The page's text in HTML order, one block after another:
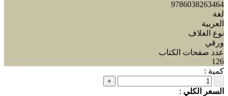
9786038263464
لغة
العربية
نوع الغلاف
ورقي
عدد صفحات الكتاب
126
كمية :
-
+
السعر الكلي :